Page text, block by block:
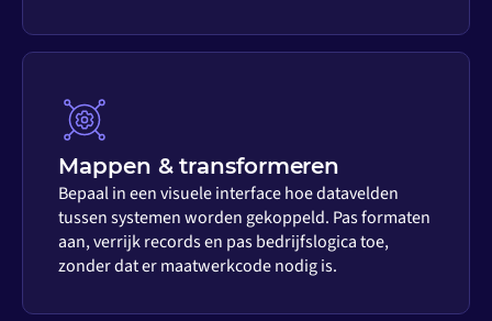
Mappen & transformeren
Bepaal in een visuele interface hoe datavelden
tussen systemen worden gekoppeld. Pas formaten
aan, verrijk records en pas bedrijfslogica toe,
zonder dat er maatwerkcode nodig is.